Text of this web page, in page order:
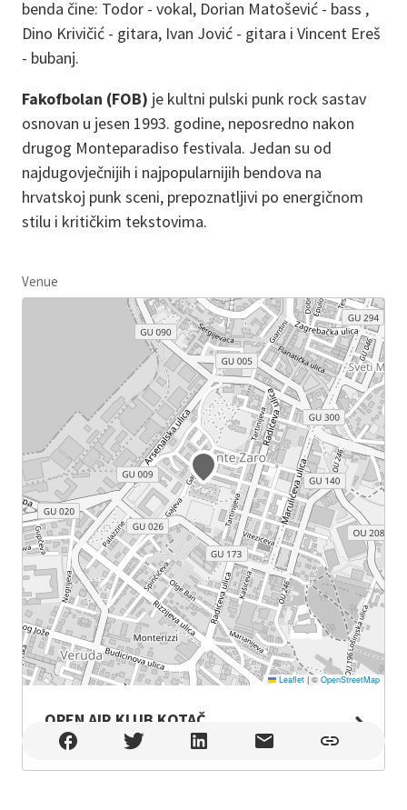
benda čine: Todor - vokal, Dorian Matošević - bass ,
Dino Krivičić - gitara, Ivan Jović - gitara i Vincent Ereš
- bubanj.
Fakofbolan (FOB) je kultni pulski punk rock sastav
osnovan u jesen 1993. godine, neposredno nakon
drugog Monteparadiso festivala. Jedan su od
najdugovječnijih i najpopularnijih bendova na
hrvatskoj punk sceni, prepoznatljivi po energičnom
stilu i kritičkim tekstovima.
Venue
Leaflet |© OpenStreetMap
OPEN AIR KLUB KOTAČ
OPEN AIR KLUB KOTAČ , Pula